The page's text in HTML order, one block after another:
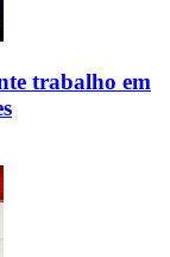
trabalho em